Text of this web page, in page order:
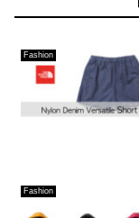
Fashion
Fashion